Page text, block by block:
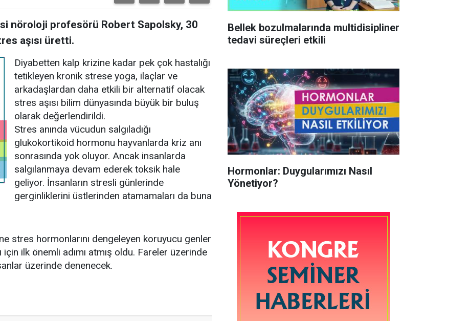
nöroloji profesörü Robert Sapolsky, 30
aşısı üretti.
Diyabetten kalp krizine kadar pek çok hastalığı
tetikleyen kronik strese yoga, ilaçlar ve
arkadaşlardan daha etkili bir alternatif olacak
stres aşısı bilim dünyasında büyük bir buluş
olarak değerlendirildi.
Stres anında vücudun salgıladığı
glukokortikoid hormonu hayvanlarda kriz anı
sonrasında yok oluyor. Ancak insanlarda
salgılanmaya devam ederek toksik hale
geliyor. İnsanların stresli günlerinde
gerginliklerini üstlerinden atamamaları da buna
stres hormonlarını dengeleyen koruyucu genler
ilk önemli adımı atmış oldu. Fareler üzerinde
üzerinde denenecek.
Bellek bozulmalarında multidisipliner
tedavi süreçleri etkili
Hormonlar: Duygularımızı Nasıl
Yönetiyor?